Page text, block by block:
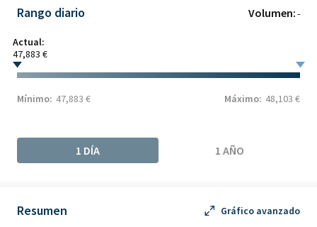
Rango diario Volumen:-
Actual:
47,883 €
Mínimo: 47,883 € Máximo: 48,103 €
1 DÍA 1 AÑO
Resumen Gráfico avanzado